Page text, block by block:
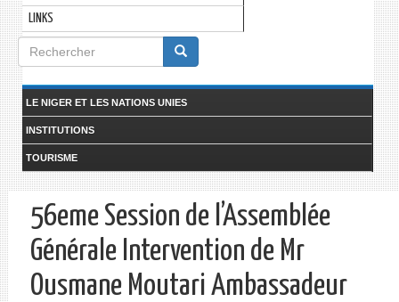
LINKS
Formulaire
de
recherche
Rechercher
LE NIGER ET LES NATIONS UNIES
INSTITUTIONS
TOURISME
56eme Session de l’Assemblée
Générale Intervention de Mr
Ousmane Moutari Ambassadeur